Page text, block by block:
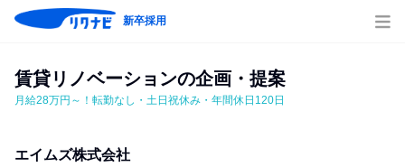
新卒採用
賃貸リノベーションの企画・提案
月給28万円～！転勤なし・土日祝休み・年間休日120日
エイムズ株式会社